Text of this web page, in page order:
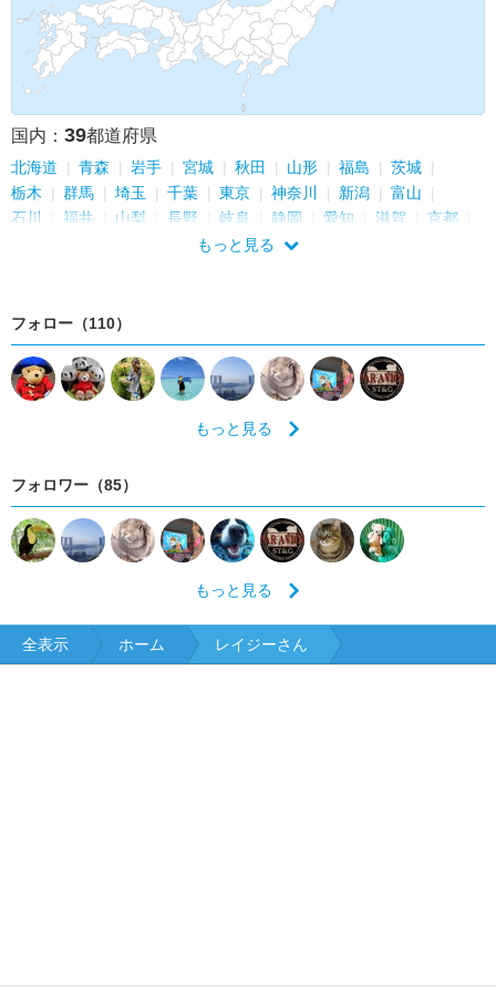
国内： 39都道府県
北海道 青森 岩手 宮城 秋田 山形 福島
茨城
栃木
群馬 埼玉 千葉 東京 神奈川 新潟
富山
石川
福井 山梨 長野 岐阜 静岡 愛知 滋賀
京都
広島 山口
もっと見る
フォロー（110）
もっと見る
フォロワー（85）
もっと見る
全表示 ホーム レイジーさん